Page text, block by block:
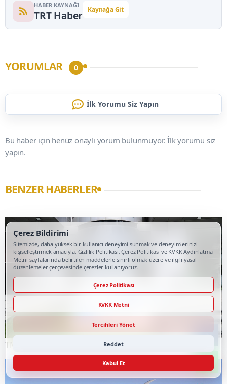
HABER KAYNAĞI
TRT Haber Kaynağa Git
YORUMLAR 0
İlk Yorumu Siz Yapın
Bu haber için henüz onaylı yorum bulunmuyor. İlk yorumu siz
yapın.
BENZER HABERLER
TMSF, 106 aracı ihaleyle satışa sunacak
Çerez Bildirimi
Sitemizde, daha yüksek bir kullanıcı deneyimi sunmak ve deneyimlerinizi
kişiselleştirmek amacıyla, Gizlilik Politikası, Çerez Politikası ve KVKK Aydınlatma
Metni sayfalarında belirtilen maddelerle sınırlı olmak üzere ve ilgili yasal
düzenlemeler çerçevesinde çerezler kullanıyoruz.
Çerez Politikası
KVKK Metni
Tercihleri Yönet
Reddet
Kabul Et